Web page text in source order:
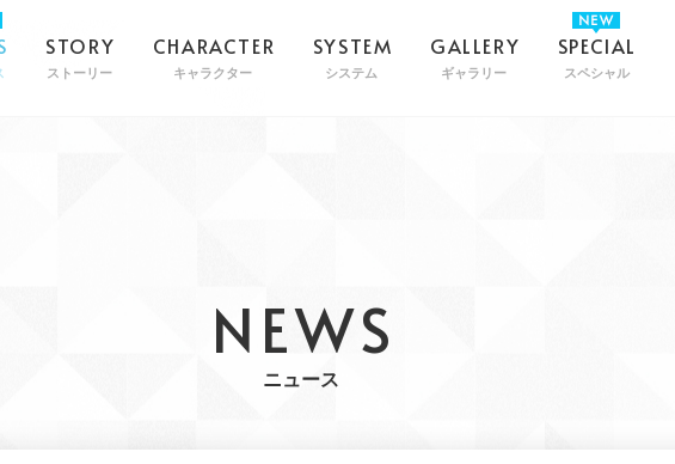
STORY
ストーリー
CHARACTER
キャラクター
SYSTEM
システム
GALLERY
ギャラリー
SPECIAL
スペシャル
NEWS
ニュース